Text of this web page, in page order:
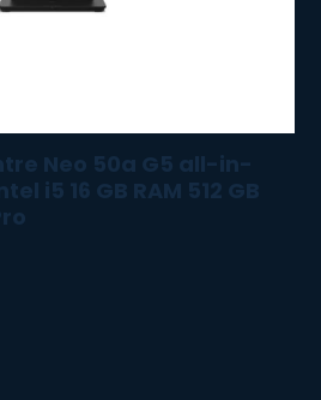
Neo 50a G5 all-in-
i5 16 GB RAM 512 GB